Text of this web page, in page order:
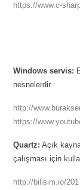
https://www.c-
Windows servis:
nesnelerdir.
http://
https://
Quartz: Açık
çalışması için
http://bilisim.io/